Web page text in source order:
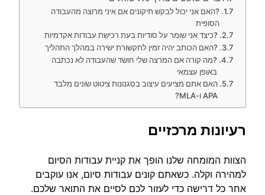
?האם אני יכול לבקש תיקונים אם איני מרוצה מהעבודה
הסופית
?כיצד אני שומר על סודיות בעת רכישת עבודות אקדמיות
?האם הכותב יהיה זמין לתקשורת ישירה במהלך התהליך
?מה קורה אם המרצה שלי חושד שהעבודה לא נכתבה
באופן עצמאי
האם אתם מציעים עיצוב בסגנונות ציטוט שונים מלבד
APA ו-MLA?
רעיונות מרכזיים
הצוות המומחה שלנו הופך את קניית עבודות הסיום
למהירה וקלה. כשאתם קונים עבודות סיום, אנו עוקבים
אחר כל דרישה כדי לעזור לכם לסיים את התואר שלכם.